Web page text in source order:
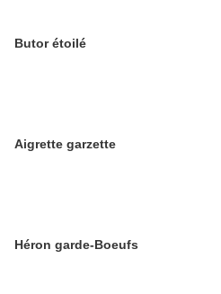
Butor étoilé
Aigrette garzette
Héron garde-Boeufs